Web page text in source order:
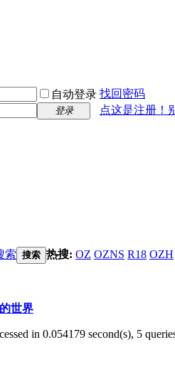
自动登录 找回密码
登录
点这是注册！
索 搜索 热搜: OZ OZNS R18 OZH
世界
in 0.054179 second(s), 5